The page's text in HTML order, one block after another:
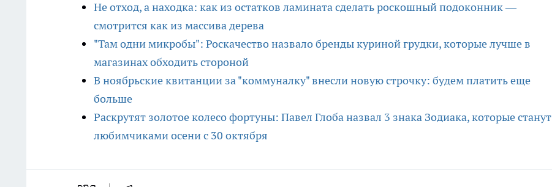
Не отход, а находка: как из остатков ламината сделать роскошный подоконник —
смотрится как из массива дерева
"Там одни микробы": Роскачество назвало бренды куриной грудки, которые лучше в
магазинах обходить стороной
В ноябрьские квитанции за "коммуналку" внесли новую строчку: будем платить еще
больше
Раскрутят золотое колесо фортуны: Павел Глоба назвал 3 знака Зодиака, которые станут
любимчиками осени с 30 октября